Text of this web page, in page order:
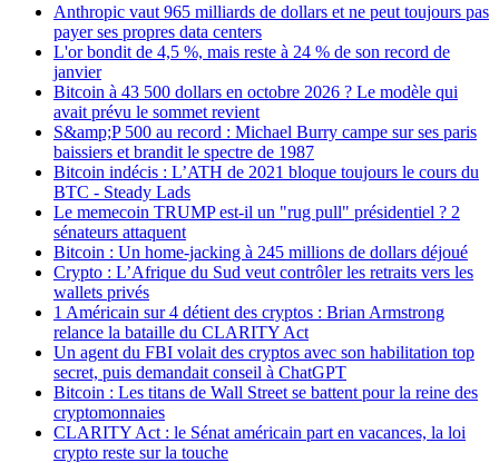
Anthropic vaut 965 milliards de dollars et ne peut toujours pas
payer ses propres data centers
L'or bondit de 4,5 %, mais reste à 24 % de son record de
janvier
Bitcoin à 43 500 dollars en octobre 2026 ? Le modèle qui
avait prévu le sommet revient
S&amp;P 500 au record : Michael Burry campe sur ses paris
baissiers et brandit le spectre de 1987
Bitcoin indécis : L’ATH de 2021 bloque toujours le cours du
BTC - Steady Lads
Le memecoin TRUMP est-il un "rug pull" présidentiel ? 2
sénateurs attaquent
Bitcoin : Un home-jacking à 245 millions de dollars déjoué
Crypto : L’Afrique du Sud veut contrôler les retraits vers les
wallets privés
1 Américain sur 4 détient des cryptos : Brian Armstrong
relance la bataille du CLARITY Act
Un agent du FBI volait des cryptos avec son habilitation top
secret, puis demandait conseil à ChatGPT
Bitcoin : Les titans de Wall Street se battent pour la reine des
cryptomonnaies
CLARITY Act : le Sénat américain part en vacances, la loi
crypto reste sur la touche